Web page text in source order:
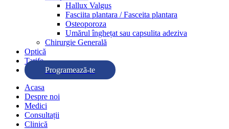
Hallux Valgus
Fasciita plantara / Fasceita plantara
Osteoporoza
Umărul înghețat sau capsulita adeziva
Chirurgie Generală
Optică
Tarife
Programează-te
Acasa
Despre noi
Medici
Consultații
Clinică